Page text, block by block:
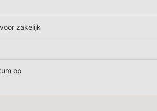
zakelijk
op